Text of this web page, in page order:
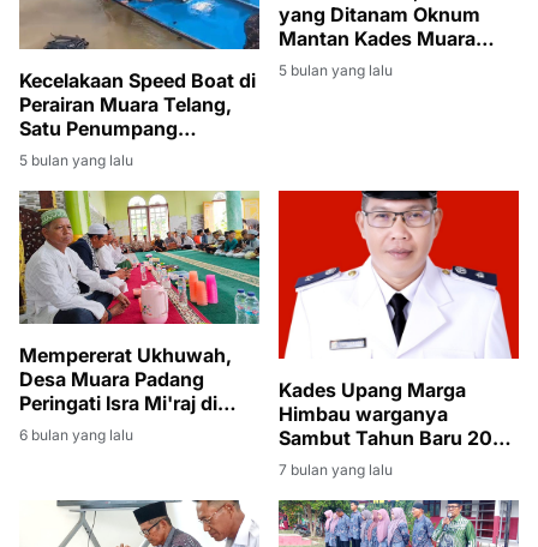
Kecelakaan Speed Boat di
Perairan Muara Telang,
Satu Penumpang
Meninggal Dunia
5 bulan yang lalu
yang Ditanam Oknum
Mantan Kades Muara
Padang Dicabut
5 bulan yang lalu
Mempererat Ukhuwah,
Desa Muara Padang
Peringati Isra Mi'raj di
Masjid Nur Istiqomah
6 bulan yang lalu
Kades Upang Marga
Himbau warganya
Sambut Tahun Baru 2026
Dengan Doa Dan
Sholawat, Saatnya
Indonesia Dipeluk Doa
Bersama
7 bulan yang lalu